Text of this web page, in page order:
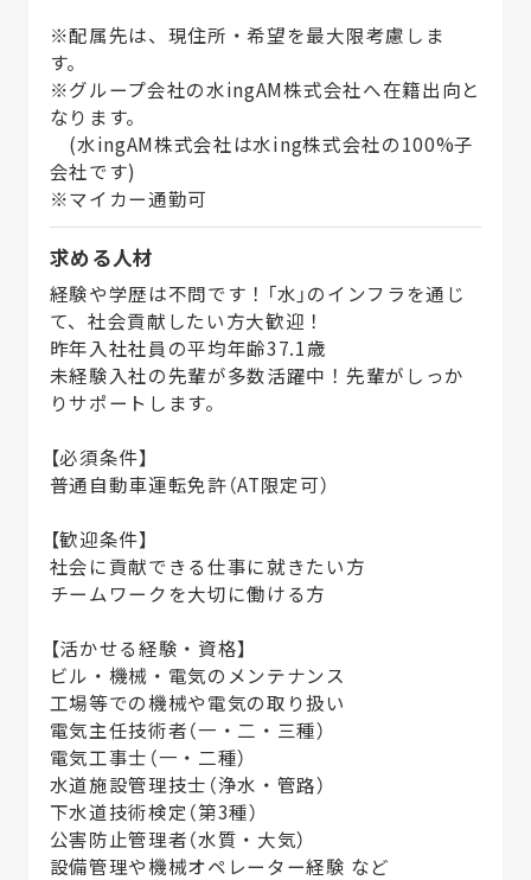
※配属先は、現住所・希望を最大限考慮しま
す。
※グループ会社の水ingAM株式会社へ在籍出向と
なります。
(水ingAM株式会社は水ing株式会社の100%子
会社です)
※マイカー通勤可
求める人材
経験や学歴は不問です！「水」のインフラを通じ
て、社会貢献したい方大歓迎！
昨年入社社員の平均年齢37.1歳
未経験入社の先輩が多数活躍中！先輩がしっか
りサポートします。
【必須条件】
普通自動車運転免許（AT限定可）
【歓迎条件】
社会に貢献できる仕事に就きたい方
チームワークを大切に働ける方
【活かせる経験・資格】
ビル・機械・電気のメンテナンス
工場等での機械や電気の取り扱い
電気主任技術者（一・二・三種）
電気工事士（一・二種）
水道施設管理技士（浄水・管路）
下水道技術検定（第3種）
公害防止管理者（水質・大気）
設備管理や機械オペレーター経験 など